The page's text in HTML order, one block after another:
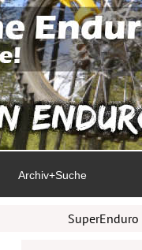
Archiv+Suche
SuperEnduro